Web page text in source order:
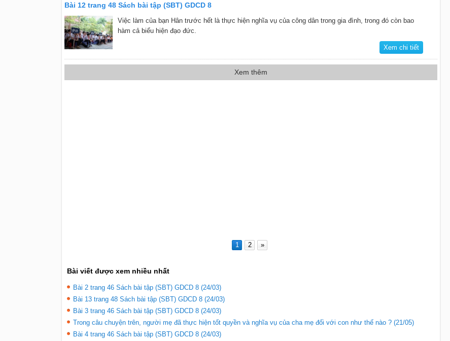
Bài 12 trang 48 Sách bài tập (SBT) GDCD 8
Việc làm của bạn Hân trước hết là thực hiện nghĩa vụ của công dân trong gia đình, trong đó còn bao
hàm cả biểu hiện đạo đức.
Xem chi tiết
Xem thêm
1 2 »
Bài viết được xem nhiều nhất
Bài 2 trang 46 Sách bài tập (SBT) GDCD 8 (24/03)
Bài 13 trang 48 Sách bài tập (SBT) GDCD 8 (24/03)
Bài 3 trang 46 Sách bài tập (SBT) GDCD 8 (24/03)
Trong câu chuyện trên, người mẹ đã thực hiện tốt quyền và nghĩa vụ của cha mẹ đối với con như thế nào ? (21/05)
Bài 4 trang 46 Sách bài tập (SBT) GDCD 8 (24/03)